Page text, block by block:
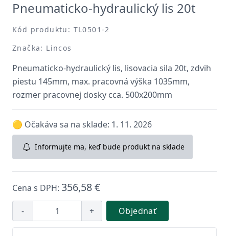
Pneumaticko-hydraulický lis 20t
Kód produktu: TL0501-2
Značka: Lincos
Pneumaticko-hydraulický lis, lisovacia sila 20t, zdvih
piestu 145mm, max. pracovná výška 1035mm,
rozmer pracovnej dosky cca. 500x200mm
🟡 Očakáva sa na sklade: 1. 11. 2026
Informujte ma, keď bude produkt na sklade
Cena s DPH: 356,58 €
- + Objednať